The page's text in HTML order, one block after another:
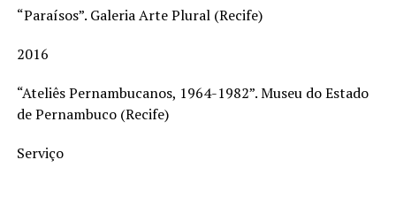
“Paraísos”. Galeria Arte Plural (Recife)
2016
“Ateliês Pernambucanos, 1964-1982”. Museu do Estado
de Pernambuco (Recife)
Serviço